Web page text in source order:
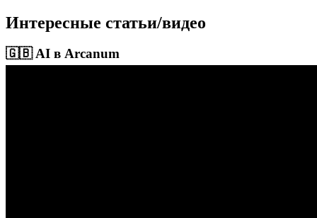
Интересные статьи/видео
🇬🇧 AI в Arcanum